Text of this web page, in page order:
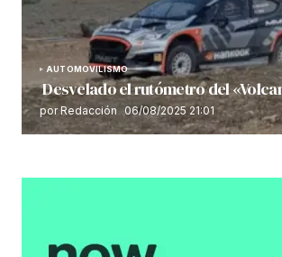
AUTOMOVILISMO
Desvelado el rutómetro del
por Redacción 06/08/2025 21:01